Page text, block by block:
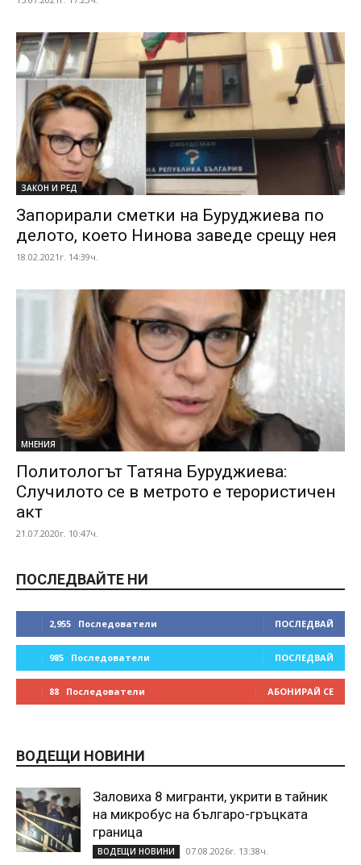
ЗАКОН И РЕД
Запорирали сметки на Буруджиева по
делото, което Нинова заведе срещу нея
18.02.2021г. 14:39ч.
МНЕНИЯ
Политологът Татяна Буруджиева:
Случилото се в метрото е терористичен
акт
21.07.2020г. 10:47ч.
ПОСЛЕДВАЙТЕ НИ
2,955 Последователи ПОСЛЕДВАЙ
985 Последователи ПОСЛЕДВАЙ
88 Последователи АБОНИРАЙ СЕ
ВОДЕЩИ НОВИНИ
Заловиха 8 мигранти, укрити в тайник
на микробус на българо-гръцката
граница
ВОДЕЩИ НОВИНИ 07.08.2026г. 13:38ч.